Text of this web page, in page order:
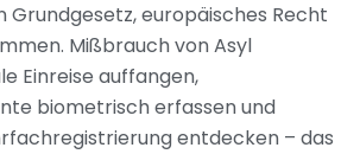
Grundgesetz, europäisches Recht
Mißbrauch von Asyl
Einreise auffangen,
biometrisch erfassen und
entdecken – das